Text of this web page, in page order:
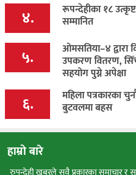
४. रूपन्देहीका १८
सम्मानित
५. ओमसतिया–४ द्वारा
उपकरण वितरण,
सहयोग पुग्ने अपेक्षा
६. महिला पत्रकारका
बुटवलमा बहस
हाम्रो बारे